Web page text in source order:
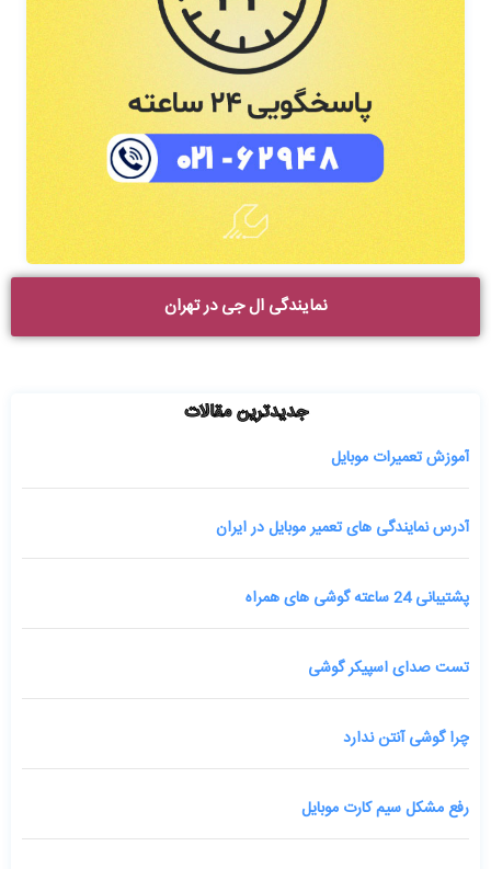
نمایندگی ال جی در تهران
جدیدترین مقالات
آموزش تعمیرات موبایل
آدرس نمایندگی های تعمیر موبایل در ایران
پشتیبانی 24 ساعته گوشی های همراه
تست صدای اسپیکر گوشی
چرا گوشی آنتن ندارد
رفع مشکل سیم کارت موبایل